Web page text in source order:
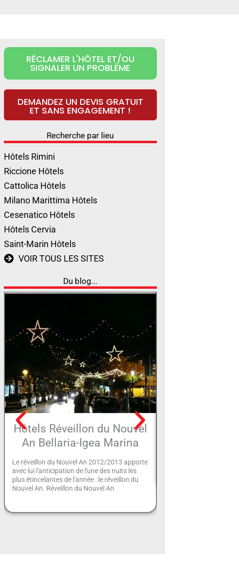
RÉCLAMER L'HÔTEL ET/OU
SIGNALER UN PROBLÈME
DEMANDEZ UN DEVIS GRATUIT
ET SANS ENGAGEMENT !
Recherche par lieu
Hôtels Rimini
Riccione Hôtels
Cattolica Hôtels
Milano Marittima Hôtels
Cesenatico Hôtels
Hôtels Cervia
Saint-Marin Hôtels
VOIR TOUS LES SITES
Du blog...
Hôtels Réveillon du Nouvel
An Bellaria-Igea Marina
Le réveillon du Nouvel An 2012/2013 apporte
avec lui l'anticipation de l'une des nuits les
plus étincelantes de l'année : le réveillon du
Nouvel An. Réveillon du Nouvel An